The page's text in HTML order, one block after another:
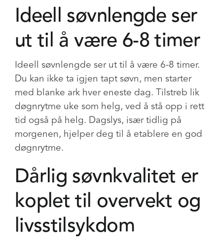
Ideell søvnlengde ser
ut til å være 6-8 timer
Ideell søvnlengde ser ut til å være 6-8 timer.
Du kan ikke ta igjen tapt søvn, men starter
med blanke ark hver eneste dag. Tilstreb lik
døgnrytme uke som helg, ved å stå opp i rett
tid også på helg. Dagslys, især tidlig på
morgenen, hjelper deg til å etablere en god
døgnrytme.
Dårlig søvnkvalitet er
koplet til overvekt og
livsstilsykdom